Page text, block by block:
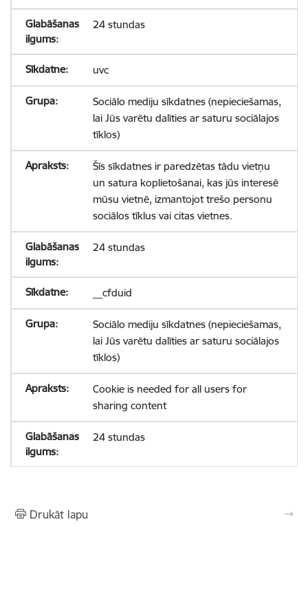
24 stundas
uvc
Sociālo mediju sīkdatnes (nepieciešamas,
lai Jūs varētu dalīties ar saturu sociālajos
tīklos)
Šīs sīkdatnes ir paredzētas tādu vietņu
un satura koplietošanai, kas jūs interesē
mūsu vietnē, izmantojot trešo personu
sociālos tīklus vai citas vietnes.
24 stundas
__cfduid
Sociālo mediju sīkdatnes (nepieciešamas,
lai Jūs varētu dalīties ar saturu sociālajos
tīklos)
Cookie is needed for all users for
sharing content
24 stundas
Drukāt lapu